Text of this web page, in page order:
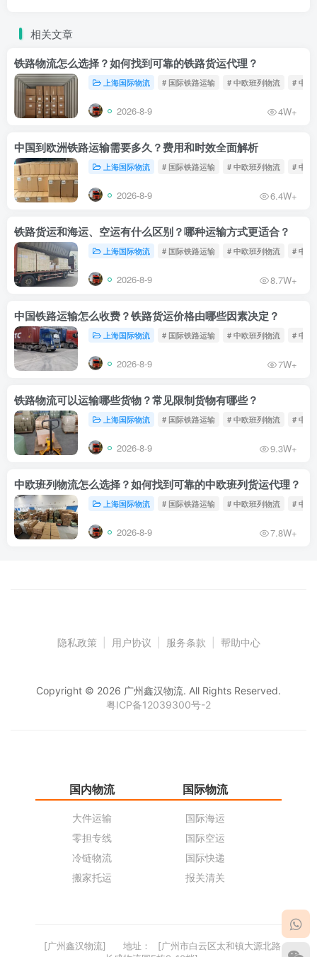
相关文章
铁路物流怎么选择？如何找到可靠的铁路货运代理？
上海国际物流 # 国际铁路运输 # 中欧班列物流 # 中欧
2026-8-9 4W+
中国到欧洲铁路运输需要多久？费用和时效全面解析
上海国际物流 # 国际铁路运输 # 中欧班列物流 # 中欧
2026-8-9 6.4W+
铁路货运和海运、空运有什么区别？哪种运输方式更适合？
上海国际物流 # 国际铁路运输 # 中欧班列物流 # 中欧
2026-8-9 8.7W+
中国铁路运输怎么收费？铁路货运价格由哪些因素决定？
上海国际物流 # 国际铁路运输 # 中欧班列物流 # 中欧
2026-8-9 7W+
铁路物流可以运输哪些货物？常见限制货物有哪些？
上海国际物流 # 国际铁路运输 # 中欧班列物流 # 中欧
2026-8-9 9.3W+
中欧班列物流怎么选择？如何找到可靠的中欧班列货运代理？
上海国际物流 # 国际铁路运输 # 中欧班列物流 # 中欧
2026-8-9 7.8W+
隐私政策 用户协议 服务条款 帮助中心
Copyright © 2026 广州鑫汉物流. All Rights Reserved.
粤ICP备12039300号-2
国内物流
大件运输
零担专线
冷链物流
搬家托运
国际物流
国际海运
国际空运
国际快递
报关清关
[广州鑫汉物流] 地址：
[广州市白云区太和镇大源北路